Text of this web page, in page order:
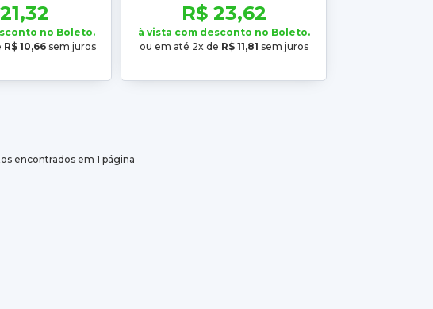
no Boleto.
R$ 10,66sem juros
R$ 23,62
à vista com desconto no Boleto.
ou em até 2x de R$ 11,81 sem juros
encontrados em 1 página